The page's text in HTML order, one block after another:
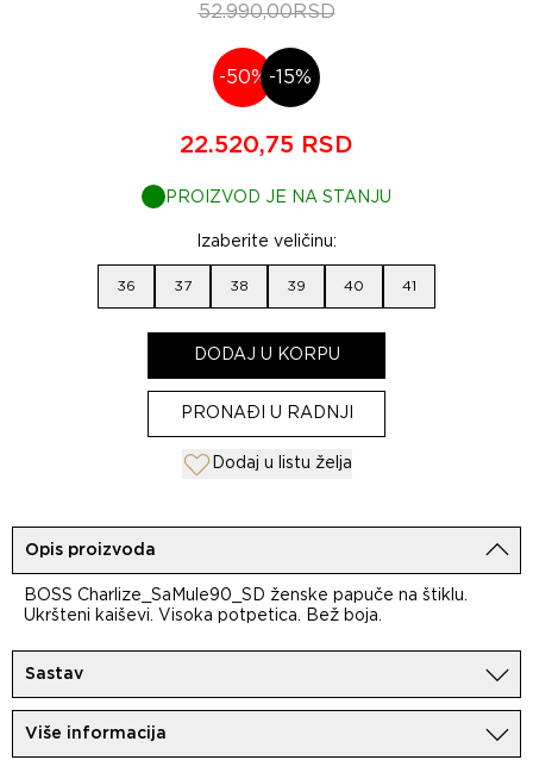
52.990,00RSD
-50% -15%
22.520,75 RSD
PROIZVOD JE NA STANJU
Izaberite veličinu:
36 37 38 39 40 41
DODAJ U KORPU
PRONAĐI U RADNJI
Dodaj u listu želja
Opis proizvoda
BOSS Charlize_SaMule90_SD ženske papuče na štiklu.
Ukršteni kaiševi. Visoka potpetica. Bež boja.
Sastav
Više informacija